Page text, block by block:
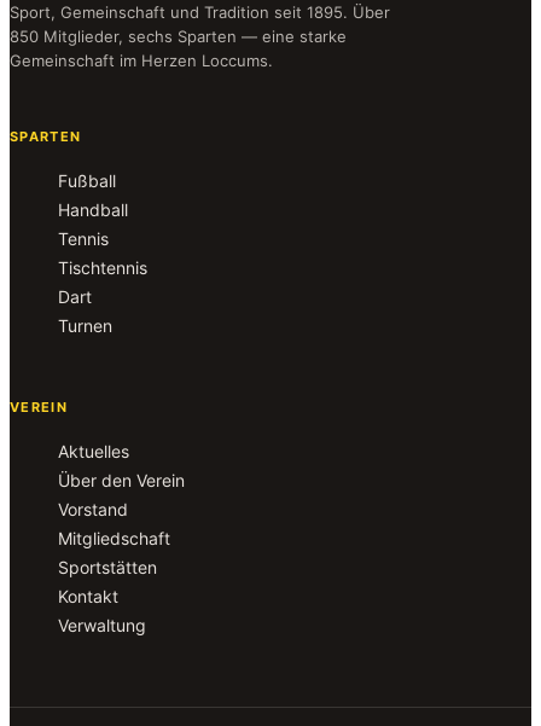
Sport, Gemeinschaft und Tradition seit 1895. Über
850 Mitglieder, sechs Sparten — eine starke
Gemeinschaft im Herzen Loccums.
SPARTEN
Fußball
Handball
Tennis
Tischtennis
Dart
Turnen
VEREIN
Aktuelles
Über den Verein
Vorstand
Mitgliedschaft
Sportstätten
Kontakt
Verwaltung